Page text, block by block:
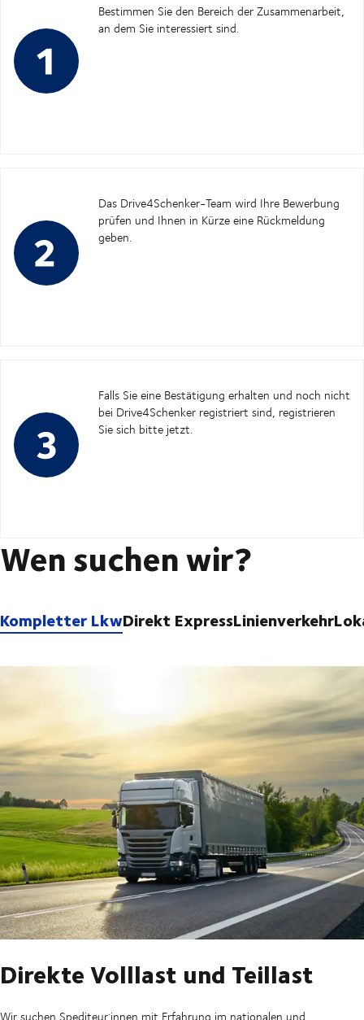
Bestimmen Sie den Bereich der Zusammenarbeit,
an dem Sie interessiert sind.
Das Drive4Schenker-Team wird Ihre Bewerbung
prüfen und Ihnen in Kürze eine Rückmeldung
geben.
Falls Sie eine Bestätigung erhalten und noch nicht
bei Drive4Schenker registriert sind, registrieren
Sie sich bitte jetzt.
Wen suchen wir?
Kompletter LkwDirekt ExpressLinienverkehr
Direkte Volllast und Teillast